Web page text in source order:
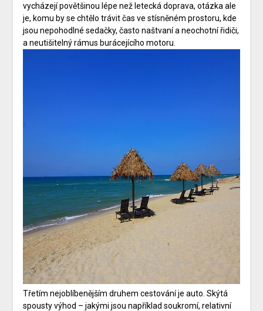
vycházejí povětšinou lépe než letecká doprava, otázka ale
je, komu by se chtělo trávit čas ve stísněném prostoru, kde
jsou nepohodlné sedačky, často naštvaní a neochotní řidiči,
a neutišitelný rámus burácejícího motoru.
Třetím nejoblíbenějším druhem cestování je auto. Skýtá
spousty výhod – jakými jsou například soukromí, relativní